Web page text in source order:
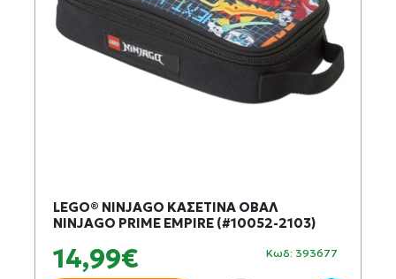
LEGO® NINJAGO ΚΑΣΕΤΙΝΑ ΟΒΑΛ
NINJAGO PRIME EMPIRE (#10052-2103)
14,99€ Κωδ: 393677